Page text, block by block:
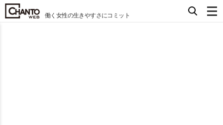
働く女性の生きやすさにコミット